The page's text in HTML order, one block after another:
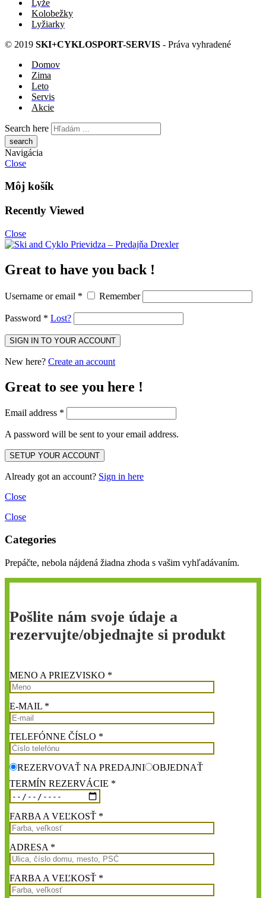
Lyže
Kolobežky
Lyžiarky
© 2019 SKI+CYKLOSPORT-SERVIS - Práva vyhradené
Domov
Zima
Leto
Servis
Akcie
Search here
Navigácia
Close
Môj košík
Recently Viewed
Close
Great to have you back !
Username or email * Remember
Password * Lost?
New here? Create an account
Great to see you here !
Email address *
A password will be sent to your email address.
Already got an account? Sign in here
Close
Close
Categories
Prepáčte, nebola nájdená žiadna zhoda s vašim vyhľadávaním.
Pošlite nám svoje údaje a
rezervujte/objednajte si produkt
MENO A PRIEZVISKO *
E-MAIL *
TELEFÓNNE ČÍSLO *
REZERVOVAŤ NA PREDAJNI
OBJEDNAŤ
TERMÍN REZERVÁCIE *
FARBA A VEĽKOSŤ *
ADRESA *
FARBA A VEĽKOSŤ *